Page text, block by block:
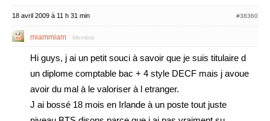
18 avril 2009 à 11 h 31 min #38360
miammiam Membre
Hi guys, j ai un petit souci à savoir que je suis titulaire d
un diplome comptable bac + 4 style DECF mais j avoue
avoir du mal à le valoriser à l etranger.
J ai bossé 18 mois en Irlande à un poste tout juste